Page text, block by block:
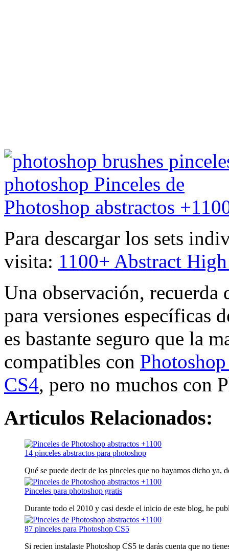
Para descargar los sets
visita: 1100+ Abstract
Una observación, recuerda
para versiones específicas
es bastante seguro que la
compatibles con
CS4, pero no muchos con
Articulos Relacionados:
14 pinceles abstractos para photoshop
Qué se puede decir de los pinceles que no hayamos dicho ya,
Pinceles para photoshop gratis
Durante todo el 2010 y casi desde el inicio de este blog, he
87 pinceles para Photoshop CS5
Si recien instalaste Photoshop CS5 te darás cuenta que no